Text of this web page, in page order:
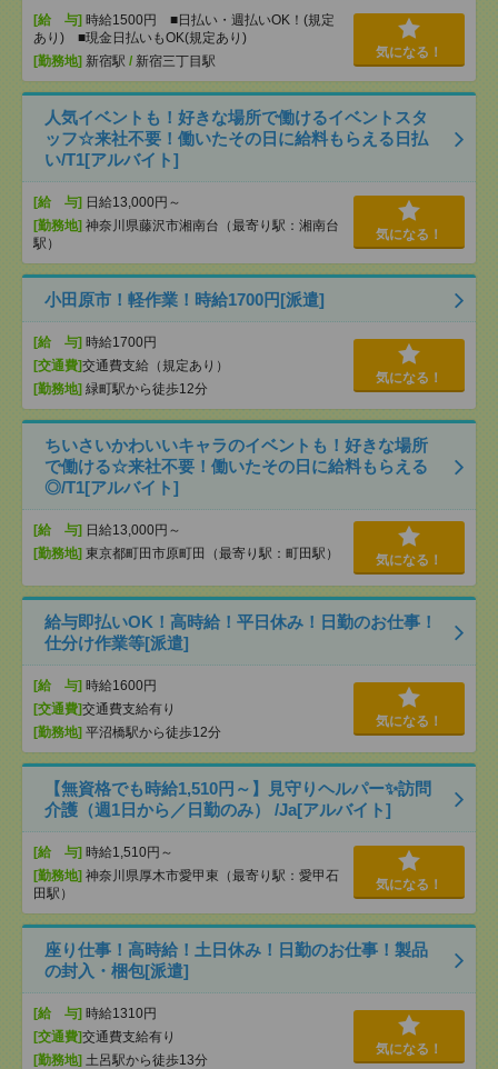
[給 与] 時給1500円 ■日払い・週払いOK！(規定
あり) ■現金日払いもOK(規定あり)
[勤務地] 新宿駅 / 新宿三丁目駅
気になる！
人気イベントも！好きな場所で働けるイベントスタ
ッフ☆来社不要！働いたその日に給料もらえる日払
い/T1[アルバイト]
[給 与] 日給13,000円～
[勤務地] 神奈川県藤沢市湘南台（最寄り駅：湘南台
駅）
気になる！
小田原市！軽作業！時給1700円[派遣]
[給 与] 時給1700円
[交通費]交通費支給（規定あり）
[勤務地] 緑町駅から徒歩12分
気になる！
ちいさいかわいいキャラのイベントも！好きな場所
で働ける☆来社不要！働いたその日に給料もらえる
◎/T1[アルバイト]
[給 与] 日給13,000円～
[勤務地] 東京都町田市原町田（最寄り駅：町田駅） 気になる！
給与即払いOK！高時給！平日休み！日勤のお仕事！
仕分け作業等[派遣]
[給 与] 時給1600円
[交通費]交通費支給有り
[勤務地] 平沼橋駅から徒歩12分
気になる！
【無資格でも時給1,510円～】見守りヘルパー✨訪問
介護（週1日から／日勤のみ） /Ja[アルバイト]
[給 与] 時給1,510円～
[勤務地] 神奈川県厚木市愛甲東（最寄り駅：愛甲石
田駅）
気になる！
座り仕事！高時給！土日休み！日勤のお仕事！製品
の封入・梱包[派遣]
[給 与] 時給1310円
[交通費]交通費支給有り
[勤務地] 土呂駅から徒歩13分
気になる！